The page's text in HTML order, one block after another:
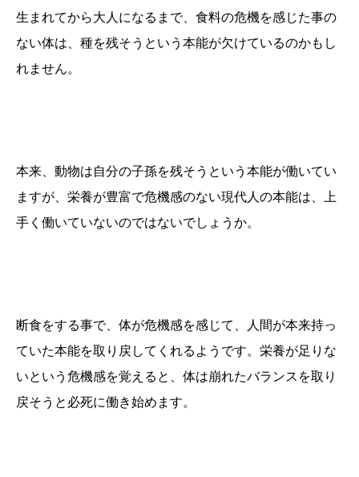
生まれてから大人になるまで、食料の危機を感じた事の
ない体は、種を残そうという本能が欠けているのかもし
れません。
本来、動物は自分の子孫を残そうという本能が働いてい
ますが、栄養が豊富で危機感のない現代人の本能は、上
手く働いていないのではないでしょうか。
断食をする事で、体が危機感を感じて、人間が本来持っ
ていた本能を取り戻してくれるようです。栄養が足りな
いという危機感を覚えると、体は崩れたバランスを取り
戻そうと必死に働き始めます。